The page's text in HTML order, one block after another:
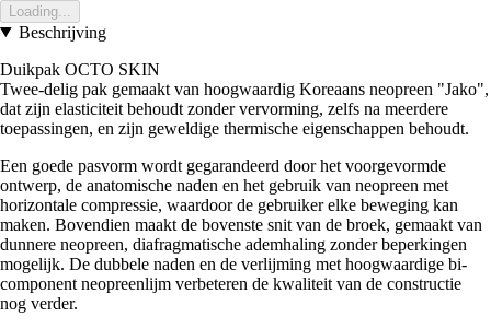
Loading...
Beschrijving
Duikpak OCTO SKIN
Twee-delig pak gemaakt van hoogwaardig Koreaans neopreen "Jako",
dat zijn elasticiteit behoudt zonder vervorming, zelfs na meerdere
toepassingen, en zijn geweldige thermische eigenschappen behoudt.
Een goede pasvorm wordt gegarandeerd door het voorgevormde
ontwerp, de anatomische naden en het gebruik van neopreen met
horizontale compressie, waardoor de gebruiker elke beweging kan
maken. Bovendien maakt de bovenste snit van de broek, gemaakt van
dunnere neopreen, diafragmatische ademhaling zonder beperkingen
mogelijk. De dubbele naden en de verlijming met hoogwaardige bi-
component neopreenlijm verbeteren de kwaliteit van de constructie
nog verder.